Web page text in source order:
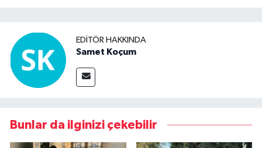
EDITÖR HAKKINDA
Samet Koçum
Bunlar da ilginizi çekebilir